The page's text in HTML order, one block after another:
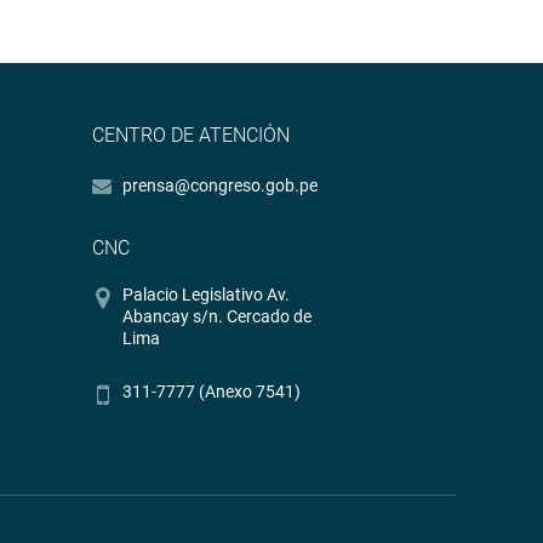
CENTRO DE ATENCIÓN
prensa@congreso.gob.pe
CNC
Palacio Legislativo Av.
Abancay s/n. Cercado de
Lima
311-7777 (Anexo 7541)